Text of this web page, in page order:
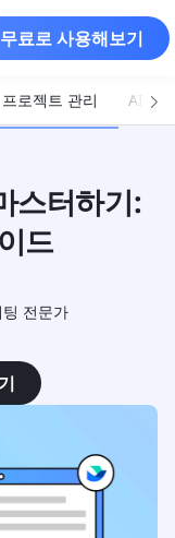
무료로 사용해보기
프로젝트 관리 AI 및
스터하기:
드
전문가